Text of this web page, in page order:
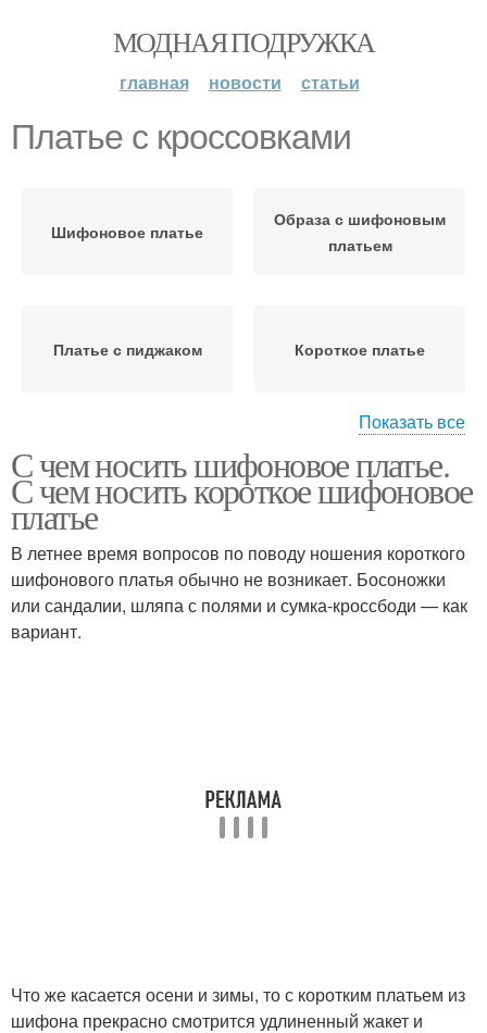
МОДНАЯ ПОДРУЖКА
главная новости статьи
Платье с кроссовками
Шифоновое платье
Образа с шифоновым
платьем
Платье с пиджаком Короткое платье
Шифоновые платья Платье по фигуре
Платье в цветочек Платье с ботинками
Показать все
С чем носить шифоновое платье.
С чем носить короткое шифоновое
платье
В летнее время вопросов по поводу ношения короткого
шифонового платья обычно не возникает. Босоножки
или сандалии, шляпа с полями и сумка-кроссбоди — как
вариант.
Что же касается осени и зимы, то с коротким платьем из
шифона прекрасно смотрится удлиненный жакет и